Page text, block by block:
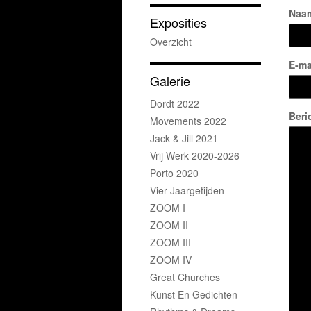
E-
Exposities
Overzicht
Galerie
Dordt 2022
Movements 2022
Jack & Jill 2021
Vrij Werk 2020-2026
Porto 2020
Vier Jaargetijden
ZOOM I
ZOOM II
ZOOM III
ZOOM IV
Great Churches
Kunst En Gedichten